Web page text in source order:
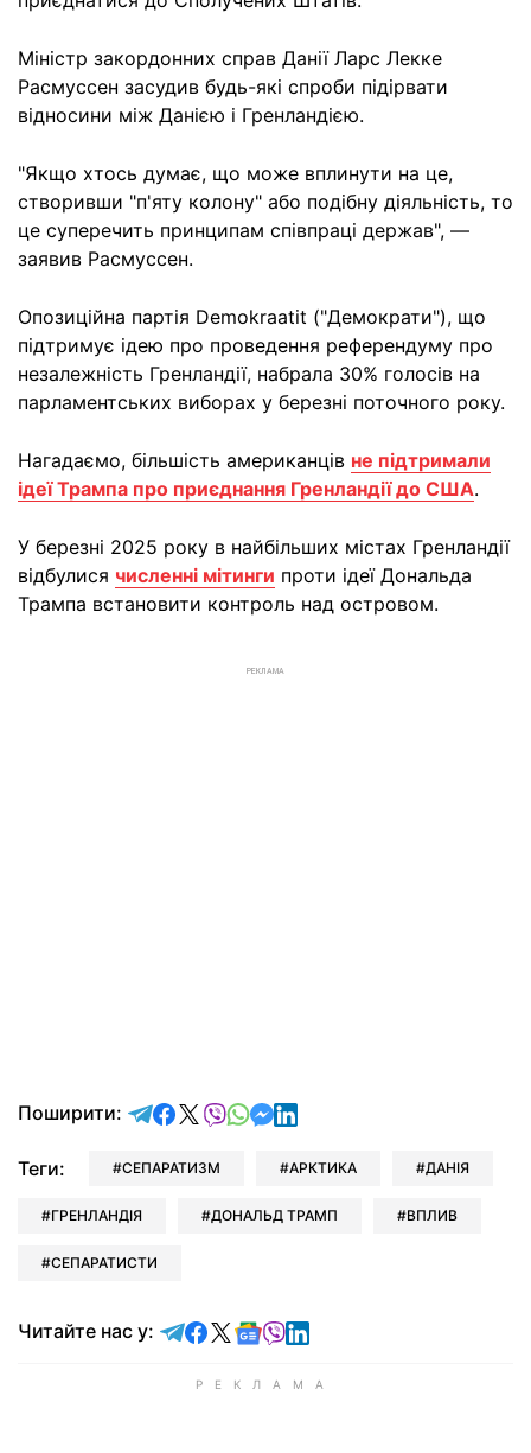
Міністр закордонних справ Данії Ларс Лекке
Расмуссен засудив будь-які спроби підірвати
відносини між Данією і Гренландією.
"Якщо хтось думає, що може вплинути на це,
створивши "п'яту колону" або подібну діяльність, то
це суперечить принципам співпраці держав", —
заявив Расмуссен.
Опозиційна партія Demokraatit ("Демократи"), що
підтримує ідею про проведення референдуму про
незалежність Гренландії, набрала 30% голосів на
парламентських виборах у березні поточного року.
Нагадаємо, більшість американців не підтримали
ідеї Трампа про приєднання Гренландії до США.
У березні 2025 року в найбільших містах Гренландії
відбулися численні мітинги проти ідеї Дональда
Трампа встановити контроль над островом.
РЕКЛАМА
Поширити: відправити у Telegram
поділитись у Facebook
поділитись у X
відправити у Viber
відправити у Whatsapp
відправити у Messenger
відправити у LinkedIn
Теги: СЕПАРАТИЗМ АРКТИКА ДАНІЯ
ГРЕНЛАНДІЯ ДОНАЛЬД ТРАМП ВПЛИВ
СЕПАРАТИСТИ
Читайте нас у: Читайте у Telegram
Читайте у Facebook
Читайте у X
Читайте у Google news
Читайте у Viber
Читайте у LinkedIn